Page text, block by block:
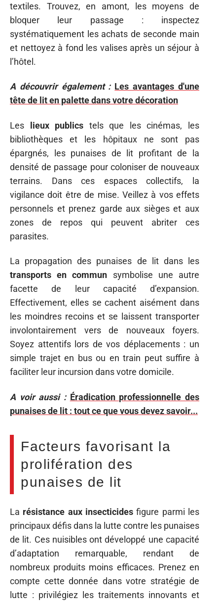
textiles. Trouvez, en amont, les moyens de
bloquer leur passage : inspectez
systématiquement les achats de seconde main
et nettoyez à fond les valises après un séjour à
l’hôtel.
A découvrir également : Les avantages d'une
tête de lit en palette dans votre décoration
Les lieux publics tels que les cinémas, les
bibliothèques et les hôpitaux ne sont pas
épargnés, les punaises de lit profitant de la
densité de passage pour coloniser de nouveaux
terrains. Dans ces espaces collectifs, la
vigilance doit être de mise. Veillez à vos effets
personnels et prenez garde aux sièges et aux
zones de repos qui peuvent abriter ces
parasites.
La propagation des punaises de lit dans les
transports en commun symbolise une autre
facette de leur capacité d’expansion.
Effectivement, elles se cachent aisément dans
les moindres recoins et se laissent transporter
involontairement vers de nouveaux foyers.
Soyez attentifs lors de vos déplacements : un
simple trajet en bus ou en train peut suffire à
faciliter leur incursion dans votre domicile.
A voir aussi : Éradication professionnelle des
punaises de lit : tout ce que vous devez savoir...
Facteurs favorisant la
prolifération des
punaises de lit
La résistance aux insecticides figure parmi les
principaux défis dans la lutte contre les punaises
de lit. Ces nuisibles ont développé une capacité
d’adaptation remarquable, rendant de
nombreux produits moins efficaces. Prenez en
compte cette donnée dans votre stratégie de
lutte : privilégiez les traitements innovants et